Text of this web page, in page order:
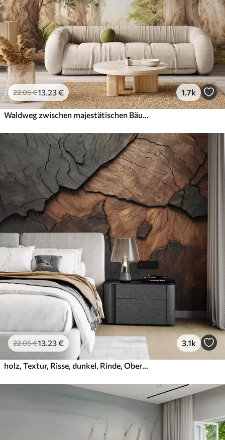
22.05€13.23€ 1.7k
Waldweg zwischen majestätischen Bäumen im Aquarellstil
22.05€13.23€ 3.1k
holz, Textur, Risse, dunkel, Rinde, Oberfläche